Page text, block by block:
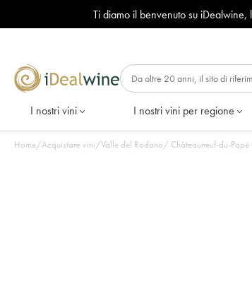
Ti diamo il benvenuto su
I nostri vini I nostri vini per regione
Home/Acquistare vini/Valle del Rodano/ Châteauneuf-du-